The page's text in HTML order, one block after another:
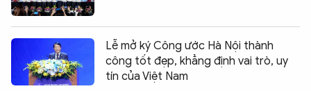
Lễ mở ký Công ước Hà Nội thành
công tốt đẹp, khẳng định vai trò, uy
tín của Việt Nam